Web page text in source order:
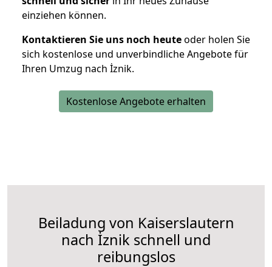
einziehen können.
Kontaktieren Sie uns noch heuteoder holen Sie
sich kostenlose und unverbindliche Angebote für
Ihren Umzug nach İznik.
Kostenlose Angebote erhalten
Beiladung von Kaiserslautern
nach İznik schnell und
reibungslos